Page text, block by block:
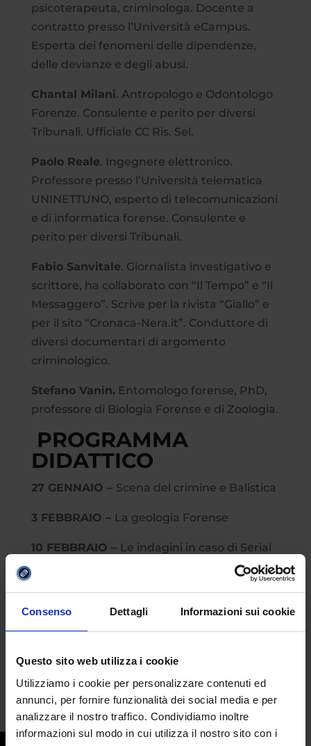
Consenso Dettagli Informazioni sui cookie
Questo sito web utilizza i cookie
Utilizziamo i cookie per personalizzare contenuti ed
annunci, per fornire funzionalità dei social media e per
analizzare il nostro traffico. Condividiamo inoltre
informazioni sul modo in cui utilizza il nostro sito con i
psicoterapeuta, criminologa. Docente a
contratto presso l’Università eCampus.
Esperta dei fenomeni delle dipendenze,
delle devianze e degli abusi.
Chantal Milani. Antropologo e Odontologo
Forenze. Consulente e perito per diversi
Tribunali. Ufficiale CC Ris. Sel.
Paolo Reale. Ingegnere elettronico.
Professore presso l’Università telematica
UNINETTUNO, esperto di telecomunicazioni
e di informatica forense. Consulente e
perito per diversi Tribunali.
Fabio Sanvitale. Giornalista investigativo e
scrittore, ha collaborato con “Il Tempo” e “Il
Messaggero”. Scrive per la rivista “Giallo” e
per il sito “Cronaca-Nera.it”. Conduttore di
diversi documentari di argomento
criminologico.
Stefano Vanin. Entomologo forense, PhD,
professore di Biologia Forense e di Zoologia.
PROGRAMMA
DIDATTICO
27 GENNAIO – Scena del crimine e Balistica
3 FEBBRAIO – La geologia Forense
10 FEBBRAIO – Le indagini in caso di Serial
24 FEBBRAIO –Testimoni che sbagliano
Medicina Legale
24 MARZO –Le indagini sulle persone